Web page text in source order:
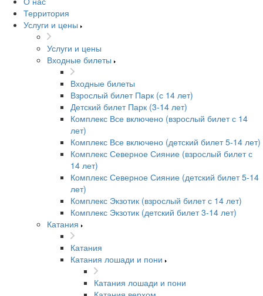
Территория
Услуги и цены
Услуги и цены
Входные билеты
Входные билеты
Взрослый билет Парк (с 14 лет)
Детский билет Парк (3-14 лет)
Комплекс Все включено (взрослый билет с 14
лет)
Комплекс Все включено (детский билет 5-14 лет)
Комплекс Северное Сияние (взрослый билет с
14 лет)
Комплекс Северное Сияние (детский билет 5-14
лет)
Комплекс Экзотик (взрослый билет с 14 лет)
Комплекс Экзотик (детский билет 3-14 лет)
Катания
Катания
Катания лошади и пони
Катания лошади и пони